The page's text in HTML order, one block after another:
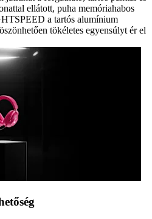
ellátott, puha memóriahabos
a tartós alumínium
tökéletes egyensúlyt ér el